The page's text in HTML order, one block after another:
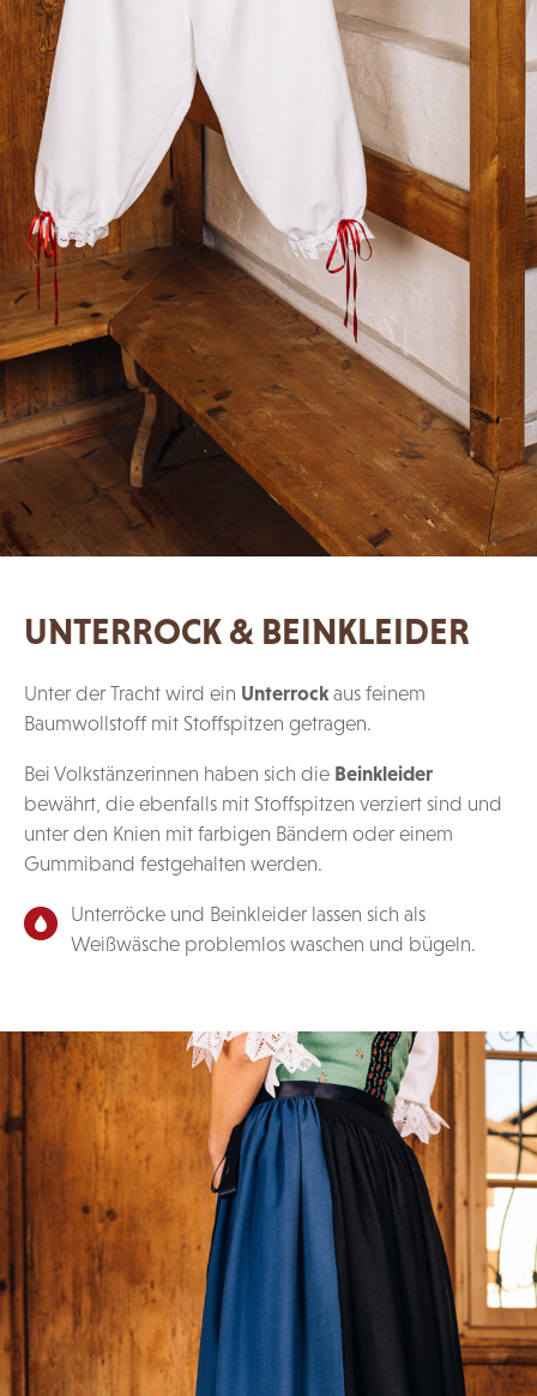
UNTERROCK & BEINKLEIDER
Unter der Tracht wird ein Unterrock aus feinem
Baumwollstoff mit Stoffspitzen getragen.
Bei Volkstänzerinnen haben sich die Beinkleider
bewährt, die ebenfalls mit Stoffspitzen verziert sind und
unter den Knien mit farbigen Bändern oder einem
Gummiband festgehalten werden.
Unterröcke und Beinkleider lassen sich als
Weißwäsche problemlos waschen und bügeln.